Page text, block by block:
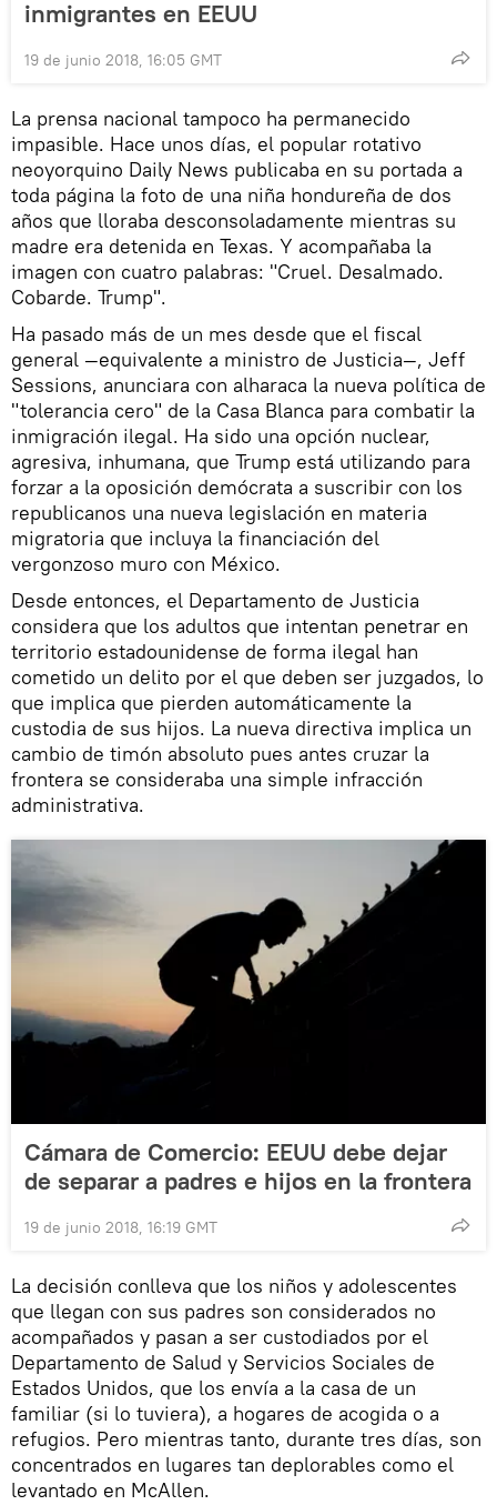
inmigrantes en EEUU
19 de junio 2018, 16:05 GMT
La prensa nacional tampoco ha permanecido
impasible. Hace unos días, el popular rotativo
neoyorquino Daily News publicaba en su portada a
toda página la foto de una niña hondureña de dos
años que lloraba desconsoladamente mientras su
madre era detenida en Texas. Y acompañaba la
imagen con cuatro palabras: "Cruel. Desalmado.
Cobarde. Trump".
Ha pasado más de un mes desde que el fiscal
general —equivalente a ministro de Justicia—, Jeff
Sessions, anunciara con alharaca la nueva política de
"tolerancia cero" de la Casa Blanca para combatir la
inmigración ilegal. Ha sido una opción nuclear,
agresiva, inhumana, que Trump está utilizando para
forzar a la oposición demócrata a suscribir con los
republicanos una nueva legislación en materia
migratoria que incluya la financiación del
vergonzoso muro con México.
Desde entonces, el Departamento de Justicia
considera que los adultos que intentan penetrar en
territorio estadounidense de forma ilegal han
cometido un delito por el que deben ser juzgados, lo
que implica que pierden automáticamente la
custodia de sus hijos. La nueva directiva implica un
cambio de timón absoluto pues antes cruzar la
frontera se consideraba una simple infracción
administrativa.
Cámara de Comercio: EEUU debe dejar
de separar a padres e hijos en la frontera
19 de junio 2018, 16:19 GMT
La decisión conlleva que los niños y adolescentes
que llegan con sus padres son considerados no
acompañados y pasan a ser custodiados por el
Departamento de Salud y Servicios Sociales de
Estados Unidos, que los envía a la casa de un
familiar (si lo tuviera), a hogares de acogida o a
refugios. Pero mientras tanto, durante tres días, son
concentrados en lugares tan deplorables como el
levantado en McAllen.